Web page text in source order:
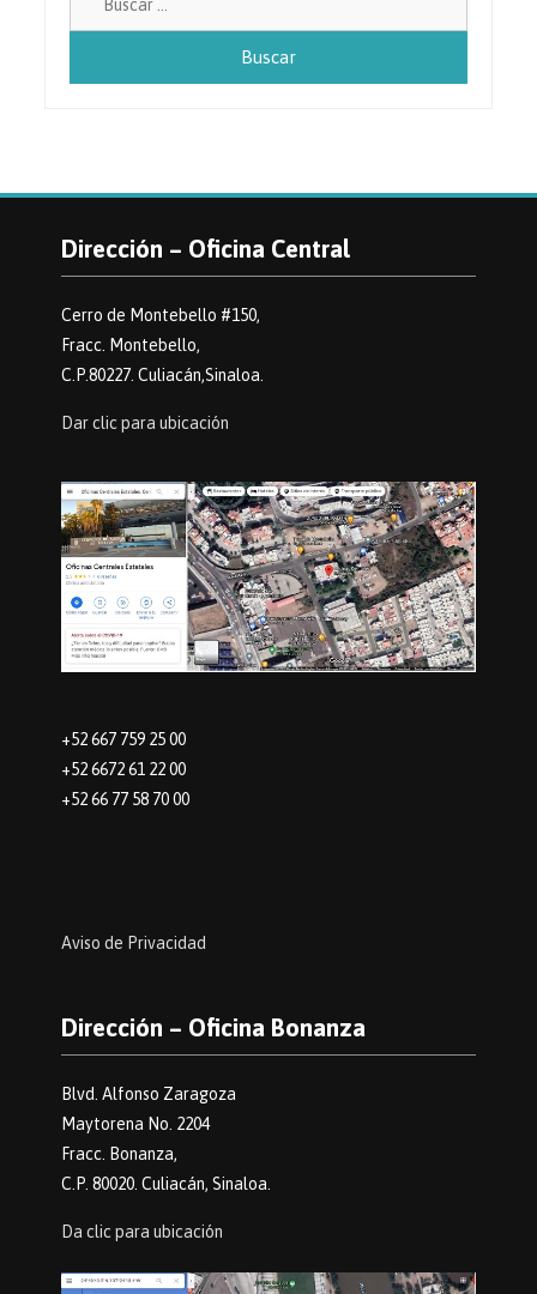
Dirección – Oficina Central
Cerro de Montebello #150,
Fracc. Montebello,
C.P.80227. Culiacán,Sinaloa.
Dar clic para ubicación
+52 667 759 25 00
+52 6672 61 22 00
+52 66 77 58 70 00
Aviso de Privacidad
Dirección – Oficina Bonanza
Blvd. Alfonso Zaragoza
Maytorena No. 2204
Fracc. Bonanza,
C.P. 80020. Culiacán, Sinaloa.
Da clic para ubicación